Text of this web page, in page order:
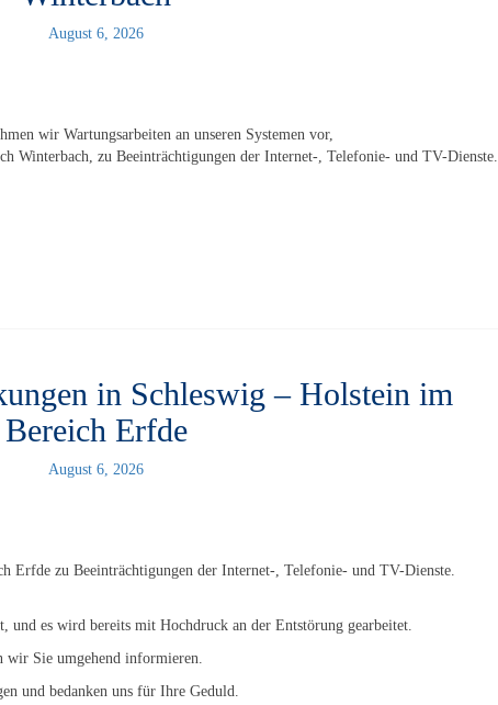
August 6, 2026
wir Wartungsarbeiten an unseren Systemen vor,
Winterbach, zu Beeinträchtigungen der Internet-, Telefonie- und TV-Dienste.
in Schleswig – Holstein im
Bereich Erfde
August 6, 2026
Erfde zu Beeinträchtigungen der Internet-, Telefonie- und TV-Dienste.
und es wird bereits mit Hochdruck an der Entstörung gearbeitet.
wir Sie umgehend informieren.
und bedanken uns für Ihre Geduld.